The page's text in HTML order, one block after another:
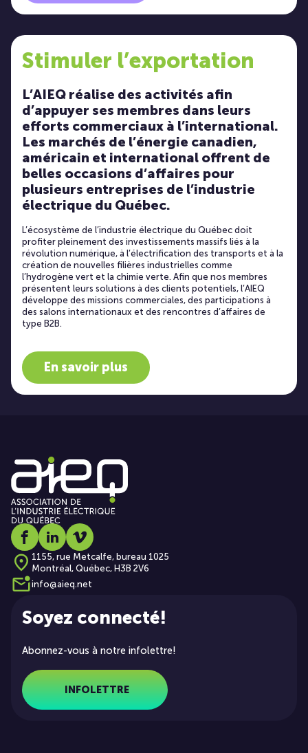
Stimuler l’exportation
L’AIEQ réalise des activités afin
d’appuyer ses membres dans leurs
efforts commerciaux à l’international.
Les marchés de l’énergie canadien,
américain et international offrent de
belles occasions d’affaires pour
plusieurs entreprises de l’industrie
électrique du Québec.
L’écosystème de l’industrie électrique du Québec doit
profiter pleinement des investissements massifs liés à la
révolution numérique, à l’électrification des transports et à la
création de nouvelles filières industrielles comme
l’hydrogène vert et la chimie verte. Afin que nos membres
présentent leurs solutions à des clients potentiels, l’AIEQ
développe des missions commerciales, des participations à
des salons internationaux et des rencontres d’affaires de
type B2B.
En savoir plus
Social media link icon-facebook
Social media link icon-linkedin
Social media link icon-vimeo
1155, rue Metcalfe, bureau 1025
Montréal, Québec, H3B 2V6
info@aieq.net
Soyez connecté!
Abonnez-vous à notre infolettre!
INFOLETTRE